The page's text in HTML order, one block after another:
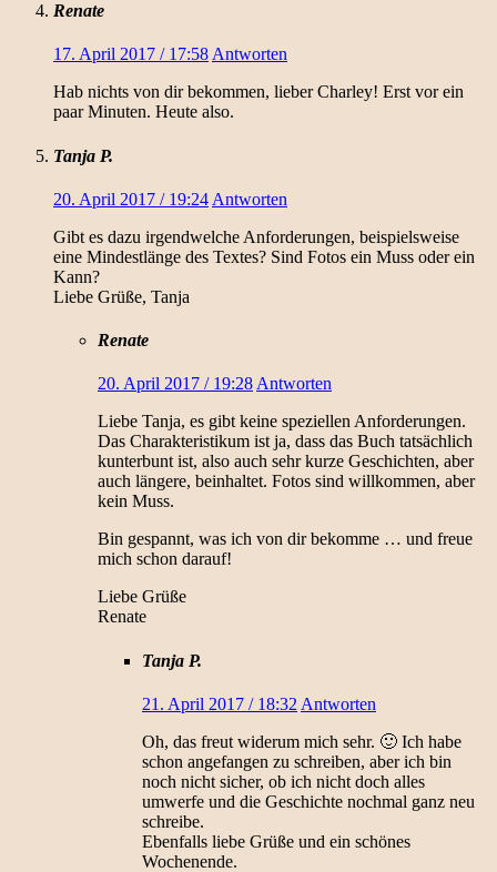
Renate
17. April 2017 / 17:58Antworten
Hab nichts von dir bekommen, lieber Charley! Erst vor ein
paar Minuten. Heute also.
Tanja P.
20. April 2017 / 19:24 Antworten
Gibt es dazu irgendwelche Anforderungen, beispielsweise
eine Mindestlänge des Textes? Sind Fotos ein Muss oder ein
Kann?
Liebe Grüße, Tanja
Renate
20. April 2017 / 19:28Antworten
Liebe Tanja, es gibt keine speziellen Anforderungen.
Das Charakteristikum ist ja, dass das Buch tatsächlich
kunterbunt ist, also auch sehr kurze Geschichten, aber
auch längere, beinhaltet. Fotos sind willkommen, aber
kein Muss.
Bin gespannt, was ich von dir bekomme … und freue
mich schon darauf!
Liebe Grüße
Renate
Tanja P.
21. April 2017 / 18:32 Antworten
Oh, das freut widerum mich sehr. 🙂 Ich habe
schon angefangen zu schreiben, aber ich bin
noch nicht sicher, ob ich nicht doch alles
umwerfe und die Geschichte nochmal ganz neu
schreibe.
Ebenfalls liebe Grüße und ein schönes
Wochenende.